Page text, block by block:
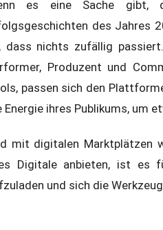
es eine Sache gibt,
des Jahres
dass nichts zufällig
Produzent und
passen sich den
Energie ihres Publikums, um
mit digitalen Marktplätzen
Digitale anbieten, ist es
und sich die